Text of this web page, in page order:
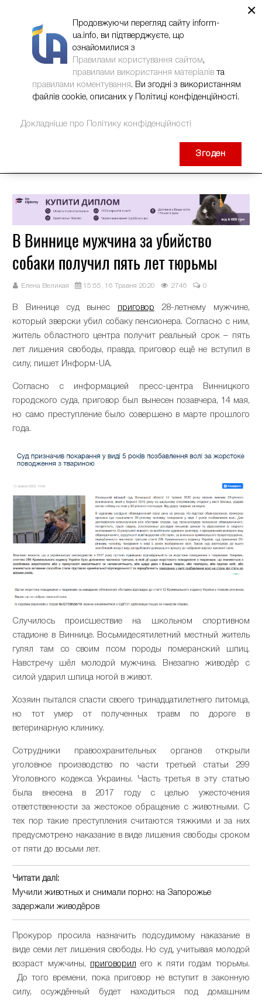
В Виннице мужчина за убийство
собаки получил пять лет тюрьмы
Елена Великая 15:55, 16 Травня 2020 2746 0
В Виннице суд вынес приговор 28-летнему мужчине,
который зверски убил собаку пенсионера. Согласно с ним,
житель областного центра получит реальный срок – пять
лет лишения свободы, правда, приговор ещё не вступил в
силу, пишет Информ-UA.
Согласно с информацией пресс-центра Винницкого
городского суда, приговор был вынесен позавчера, 14 мая,
но само преступление было совершено в марте прошлого
года.
Случилось происшествие на школьном спортивном
стадионе в Виннице. Восьмидесятилетний местный житель
гулял там со своим псом породы померанский шпиц.
Навстречу шёл молодой мужчина. Внезапно живодёр с
силой ударил шпица ногой в живот.
Хозяин пытался спасти своего тринадцатилетнего питомца,
но тот умер от полученных травм по дороге в
ветеринарную клинику.
Сотрудники правоохранительных органов открыли
уголовное производство по части третьей статьи 299
Уголовного кодекса Украины. Часть третья в эту статью
была внесена в 2017 году с целью ужесточения
ответственности за жестокое обращение с животными. С
тех пор такие преступления считаются тяжкими и за них
предусмотрено наказание в виде лишения свободы сроком
от пяти до восьми лет.
Читати далі:
Мучили животных и снимали порно: на Запорожье
задержали живодёров
Прокурор просила назначить подсудимому наказание в
виде семи лет лишения свободы. Но суд, учитывая молодой
возраст мужчины, приговорил его к пяти годам тюрьмы.
До того времени, пока приговор не вступит в законную
силу, осуждённый будет находиться под домашним
×
Продовжуючи перегляд сайту inform-
ua.info, ви підтверджуєте, що
ознайомилися з
Правилами користування сайтом,
правилами використання матеріалів та
правилами коментування. Ви згодні з використанням
файлів cookie, описаних у Політиці конфіденційності.
Докладніше про Політику конфіденційності
Згоден